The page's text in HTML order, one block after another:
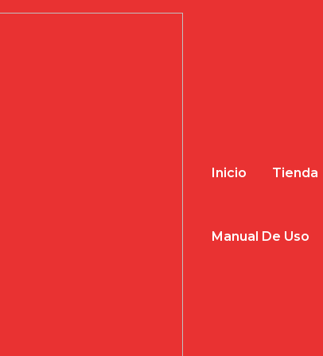
Inicio Tienda
Manual De Uso